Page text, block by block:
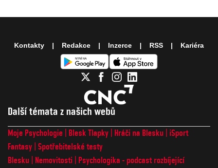
Další témata z našich webů
Moje Psychologie Blesk Tlapky Hráči na Blesku
iSport
Fantasy Spotřebitelské testy
Blesku
Nemovitosti
Psychologika - podcast rozbíjející
Kontakty Redakce Inzerce RSS Kariéra